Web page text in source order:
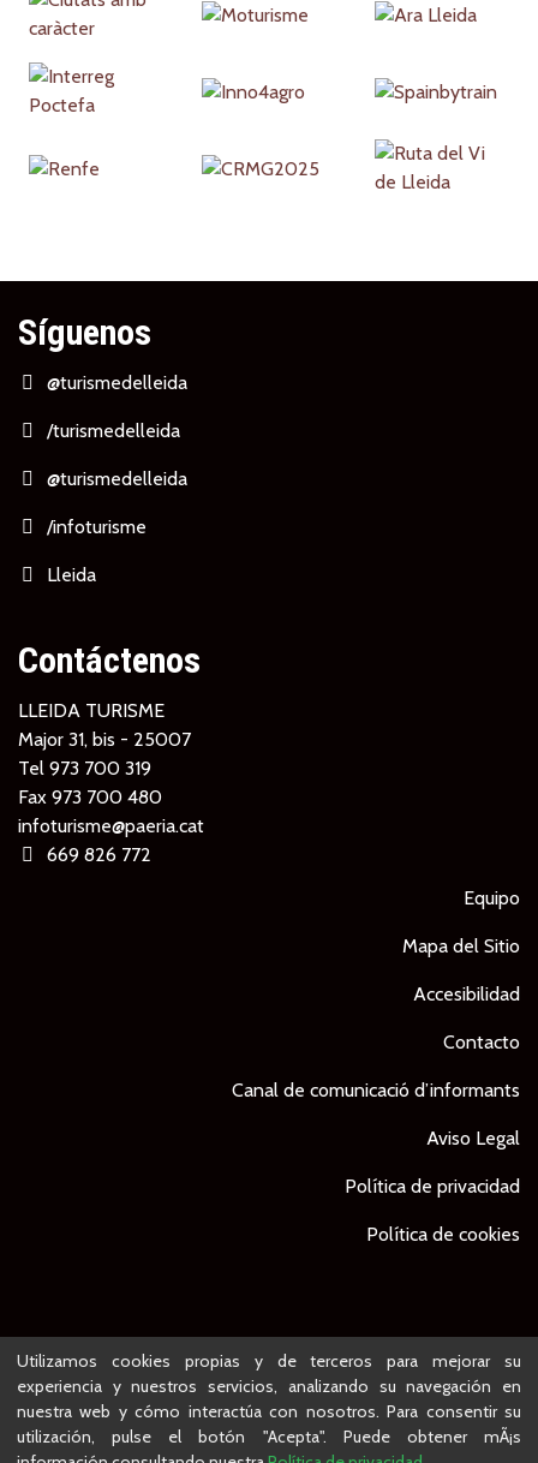
Síguenos
@turismedelleida
/turismedelleida
@turismedelleida
/infoturisme
Lleida
Contáctenos
LLEIDA TURISME
Major 31, bis - 25007
Tel 973 700 319
Fax 973 700 480
infoturisme@paeria.cat
669 826 772
Equipo
Mapa del Sitio
Accesibilidad
Contacto
Canal de comunicació d’informants
Aviso Legal
Política de privacidad
Política de cookies
© Ajuntament de Lleida - Proyecto desarrollado por
Utilizamos cookies propias y de terceros para mejorar su
experiencia y nuestros servicios, analizando su navegación en
nuestra web y cómo interactúa con nosotros. Para consentir su
utilización, pulse el botón "Acepta". Puede obtener mÃ¡s